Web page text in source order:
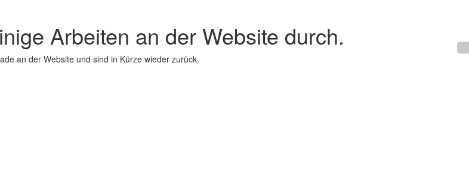
Arbeiten an der Website durch.
an der Website und sind in Kürze wieder zurück.